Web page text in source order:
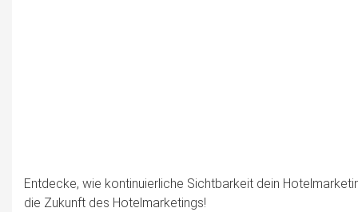
Entdecke, wie kontinuierliche Sichtbarkeit dein
die Zukunft des Hotelmarketings!